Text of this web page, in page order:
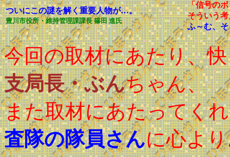
ついにこの謎を解く重要人物が…。
豊川市役所・維持管理課課長 篠田 進氏
「信号の
そういう
ふ～む、
今回の取材にあたり、
支局長・ぶんちゃん、
また取材にあたってく
査隊の隊員さんに心よ